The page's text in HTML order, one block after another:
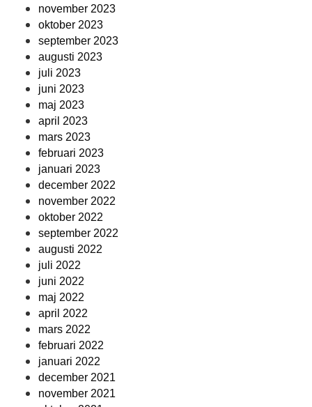
november 2023
oktober 2023
september 2023
augusti 2023
juli 2023
juni 2023
maj 2023
april 2023
mars 2023
februari 2023
januari 2023
december 2022
november 2022
oktober 2022
september 2022
augusti 2022
juli 2022
juni 2022
maj 2022
april 2022
mars 2022
februari 2022
januari 2022
december 2021
november 2021